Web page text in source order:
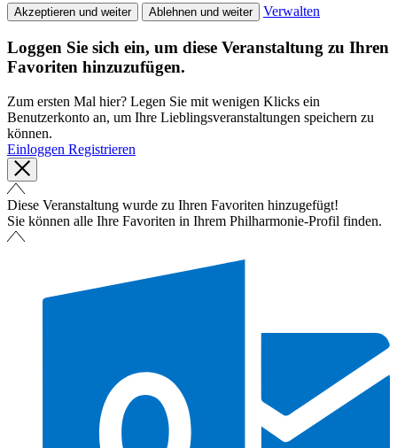
Akzeptieren und weiter Ablehnen und weiter Verwalten
Loggen Sie sich ein, um diese Veranstaltung zu Ihren
Favoriten hinzuzufügen.
Zum ersten Mal hier? Legen Sie mit wenigen Klicks ein
Benutzerkonto an, um Ihre Lieblingsveranstaltungen speichern zu
können.
Einloggen Registrieren
Diese Veranstaltung wurde zu Ihren Favoriten hinzugefügt!
Sie können alle Ihre Favoriten in Ihrem Philharmonie-Profil finden.